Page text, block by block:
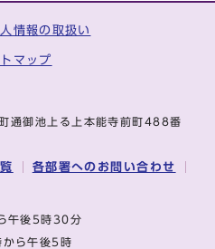
情報の取扱い
マップ
御池上る上本能寺前町488番
各部署へのお問い合わせ
午後5時30分
から午後5時